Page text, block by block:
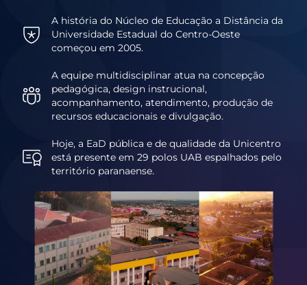
A história do Núcleo de Educação a Distância da
Universidade Estadual do Centro-Oeste
começou em 2005.
A equipe multidisciplinar atua na concepção
pedagógica, design instrucional,
acompanhamento, atendimento, produção de
recursos educacionais e divulgação.
Hoje, a EaD pública e de qualidade da Unicentro
está presente em 29 polos UAB espalhados pelo
território paranaense.